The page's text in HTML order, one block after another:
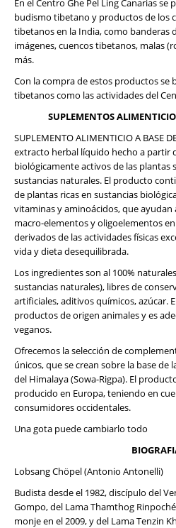
En el Centro Ghe Pel Ling Canarias
budismo tibetano y productos de los
tibetanos en la India, como banderas
imágenes, cuencos tibetanos, malas
más.
Con la compra de estos productos se
tibetanos como las actividades del
SUPLEMENTOS
SUPLEMENTO ALIMENTICIO A BASE
extracto herbal líquido hecho a partir
biológicamente activos de las plantas
sustancias naturales. El producto
de plantas ricas en sustancias
vitaminas y aminoácidos, que ayudan
macro-elementos y oligoelementos
derivados de las actividades físicas
vida y dieta desequilibrada.
Los ingredientes son al 100%
sustancias naturales), libres de
artificiales, aditivos químicos, azúcar.
productos de origen animales y es
veganos.
Ofrecemos la selección de
únicos, que se crean sobre la base de
del Himalaya (Sowa-Rigpa). El
producido en Europa, teniendo en
consumidores occidentales.
Una gota puede cambiarlo todo
Lobsang Chöpel (Antonio Antonelli)
Budista desde el 1982, discípulo del
Gompo, del Lama Thamthog
monje en el 2009, y del Lama Tenzin